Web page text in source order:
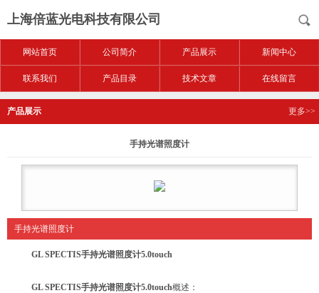
上海倍蓝光电科技有限公司
网站首页 公司简介 产品展示 新闻中心
联系我们 产品目录 技术文章 在线留言
产品展示 更多>>
手持光谱照度计
手持光谱照度计
GL SPECTIS手持光谱照度计5.0touch
GL SPECTIS手持光谱照度计5.0touch概述：